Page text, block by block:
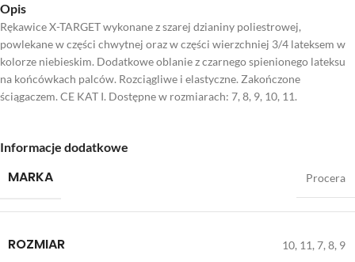
Opis
Rękawice X-TARGET wykonane z szarej dzianiny poliestrowej,
powlekane w części chwytnej oraz w części wierzchniej 3/4 lateksem w
kolorze niebieskim. Dodatkowe oblanie z czarnego spienionego lateksu
na końcówkach palców. Rozciągliwe i elastyczne. Zakończone
ściągaczem. CE KAT I. Dostępne w rozmiarach: 7, 8, 9, 10, 11.
Informacje dodatkowe
MARKA Procera
ROZMIAR 10, 11, 7, 8, 9